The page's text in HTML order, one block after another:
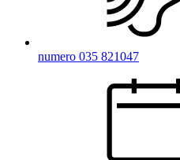
numero 035 821047